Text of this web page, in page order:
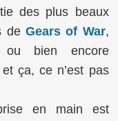
des plus beaux
de Gears of War,
ou bien encore
ça, ce n’est pas
en main est